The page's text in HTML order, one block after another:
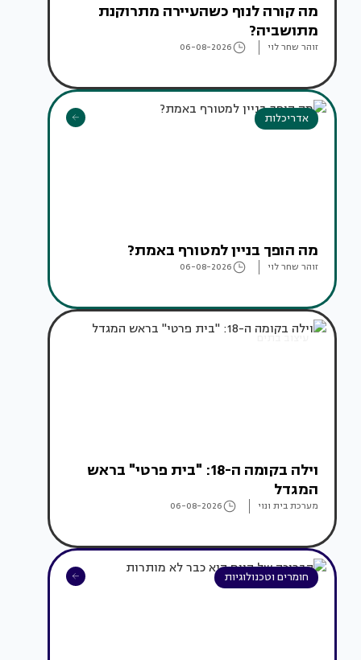
מה קורה לנוף כשהעיירה מתרוקנת
מתושביה?
זוהר שחר לוי 06-08-2026
אדריכלות
מה הופך בניין למטורף באמת?
זוהר שחר לוי 06-08-2026
עיצוב בתים
וילה בקומה ה-18: "בית פרטי" בראש
המגדל
מערכת בית ונוי 06-08-2026
חומרים וטכנולוגיות